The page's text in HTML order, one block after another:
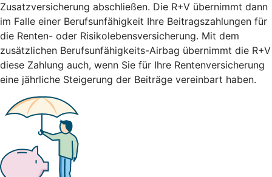
Zusatzversicherung abschließen. Die R+V übernimmt dann
im Falle einer Berufsunfähigkeit Ihre Beitragszahlungen für
die Renten- oder Risikolebensversicherung. Mit dem
zusätzlichen Berufsunfähigkeits-Airbag übernimmt die R+V
diese Zahlung auch, wenn Sie für Ihre Rentenversicherung
eine jährliche Steigerung der Beiträge vereinbart haben.